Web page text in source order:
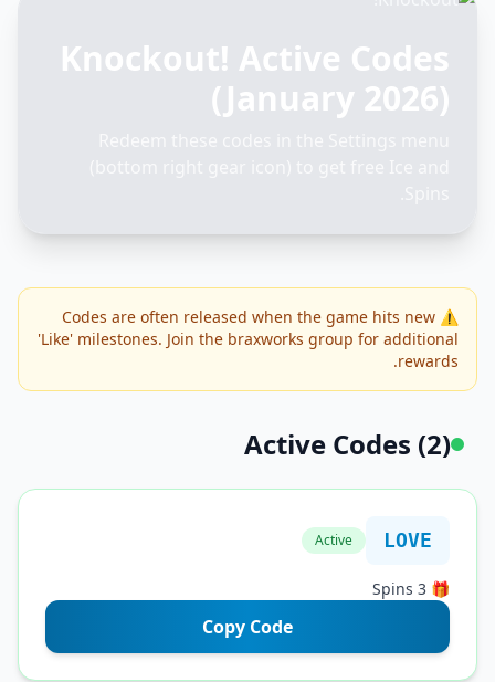
Knockout! Active
(January
⚠️ Codes are often released when the game hits
'Like' milestones. Join the braxworks group for
Active
Active
Copy Code